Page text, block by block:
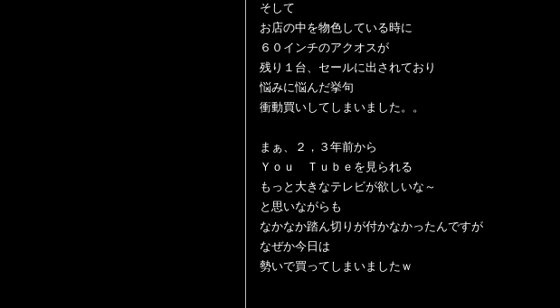
そして
お店の中を物色している時に
６０インチのアクオスが
残り１台、セールに出されており
悩みに悩んだ挙句
衝動買いしてしまいました。。
まぁ、２，３年前から
Ｙｏｕ Ｔｕｂｅを見られる
もっと大きなテレビが欲しいな～
と思いながらも
なかなか踏ん切りが付かなかったんですが
なぜか今日は
勢いで買ってしまいましたｗ